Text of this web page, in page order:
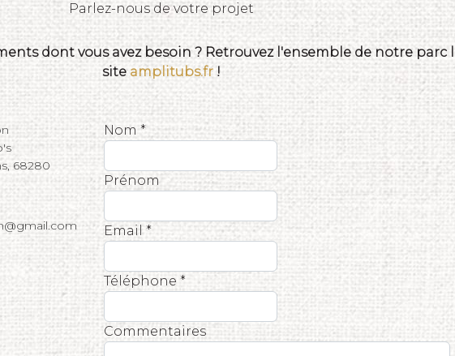
Parlez-nous de votre projet
dont vous avez besoin ? Retrouvez l'ensemble de notre
site amplitubs.fr !
68280
Nom *
Prénom
Email *
Téléphone *
Commentaires